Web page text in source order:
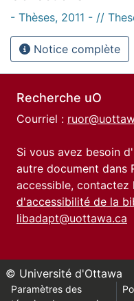
- Thèses, 2011 - //
Notice complète
Recherche uO
Courriel :
Si vous avez besoin
autre document dans
accessible, contactez
d'accessibilité de la
libadapt@uottawa.ca
© Université d'Ottawa
Paramètres des